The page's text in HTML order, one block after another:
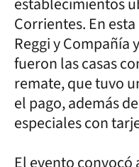
Corrientes. En
Reggi y Compañía
fueron las casas
remate, que tuvo
el pago, además
especiales con